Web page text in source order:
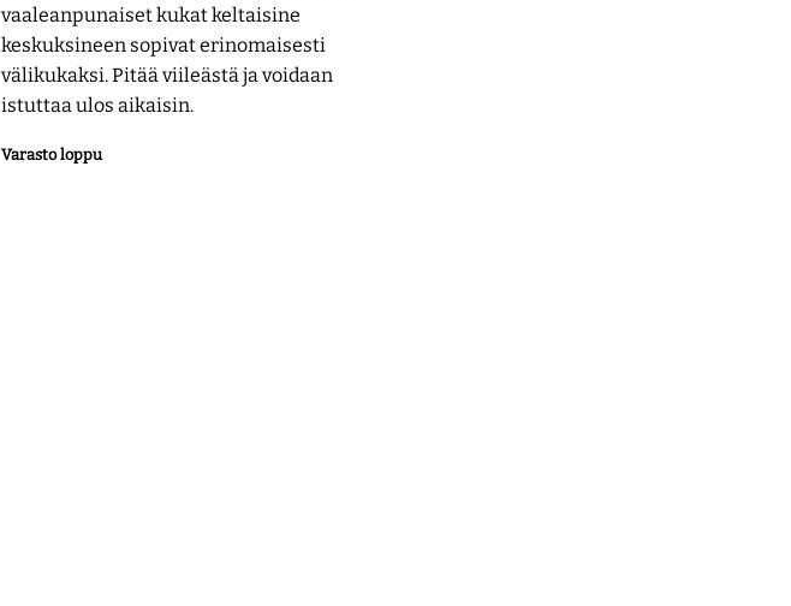
vaaleanpunaiset kukat keltaisine
keskuksineen sopivat erinomaisesti
välikukaksi. Pitää viileästä ja voidaan
istuttaa ulos aikaisin.
Varasto loppu